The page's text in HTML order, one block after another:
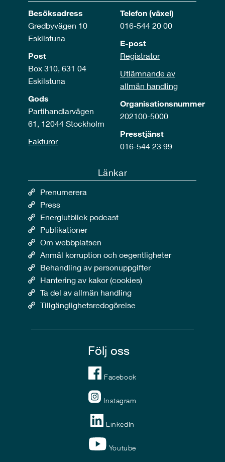
Besöksadress
Gredbyvägen 10
Eskilstuna
Post
Box 310, 631 04
Eskilstuna
Gods
Partihandlarvägen
61, 12044 Stockholm
Fakturor
Telefon (växel)
016-544 20 00
E-post
Registrator
Utlämnande av
allmän handling
Organisationsnummer
202100-5000
Presstjänst
016-544 23 99
Länkar
Prenumerera
Press
Energiutblick podcast
Publikationer
Om webbplatsen
Anmäl korruption och oegentligheter
Behandling av personuppgifter
Hantering av kakor (cookies)
Ta del av allmän handling
Tillgänglighetsredogörelse
Följ oss
Facebook
Instagram
LinkedIn
Youtube